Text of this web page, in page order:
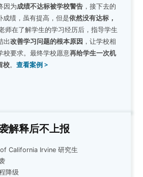
因为成绩不达标被学校警告 ，接下去的
绩，虽有提高，但是依然没有达标，
师在了解学生的学习经历后，指导学生
出改善学习问题的根本原因 ，让学校相
校要求。最终学校愿意再给学生一次机
校。 查看案例 >
解释后不上报
California Irvine 研究生
降级